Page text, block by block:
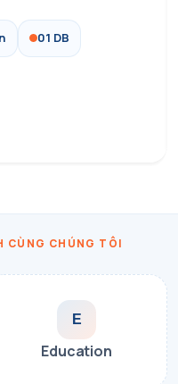
01 DB
CÙNG CHÚNG TÔI
E
Education